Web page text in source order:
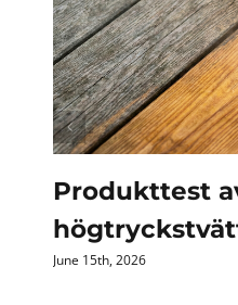
Produkttest
June 15th, 2026